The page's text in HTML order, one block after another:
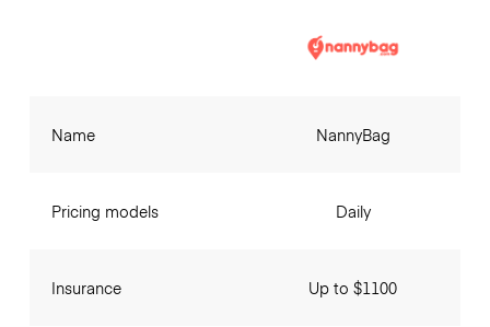
Name
Pricing models
Insurance
NannyBag
Daily
Up to $1100